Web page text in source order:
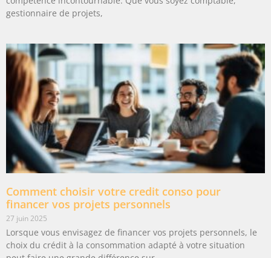
gestionnaire de projets,
Comment choisir votre credit conso pour
financer vos projets personnels
27 juin 2025
Lorsque vous envisagez de financer vos projets personnels, le
choix du crédit à la consommation adapté à votre situation